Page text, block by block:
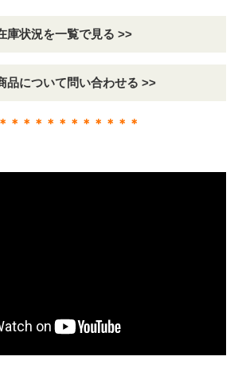
庫状況を一覧で見る >>
品について問い合わせる >>
＊＊＊＊＊＊＊＊＊＊＊